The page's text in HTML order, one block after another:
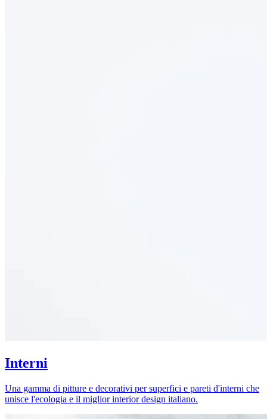
Interni
Una gamma di pitture e decorativi per superfici e pareti d'interni che
unisce l'ecologia e il miglior interior design italiano.